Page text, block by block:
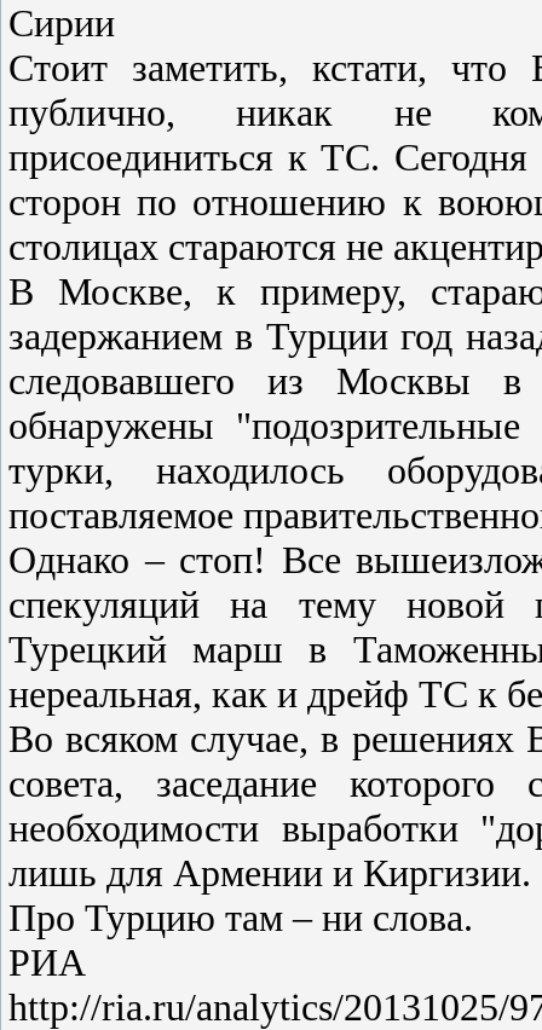
Сирии
Стоит заметить, кстати,
публично, никак не
присоединиться к ТС.
сторон по отношению к
столицах стараются не
В Москве, к примеру,
задержанием в Турции год
следовавшего из Москвы
обнаружены
турки, находилось
поставляемое
Однако – стоп! Все
спекуляций на тему новой
Турецкий марш в
нереальная, как и дрейф ТС к
Во всяком случае, в решениях
совета, заседание
необходимости выработки
лишь для Армении и Киргизии.
Про Турцию там – ни слова.
РИА
http://ria.ru/analytics/20131025/